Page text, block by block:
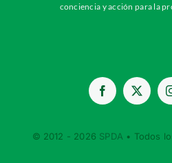
conciencia y acción para la
© 2012 - 2026 SPDA • Todos